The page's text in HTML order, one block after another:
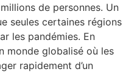
de personnes. Un
seules certaines régions
les pandémies. En
monde globalisé où les
rapidement d’un